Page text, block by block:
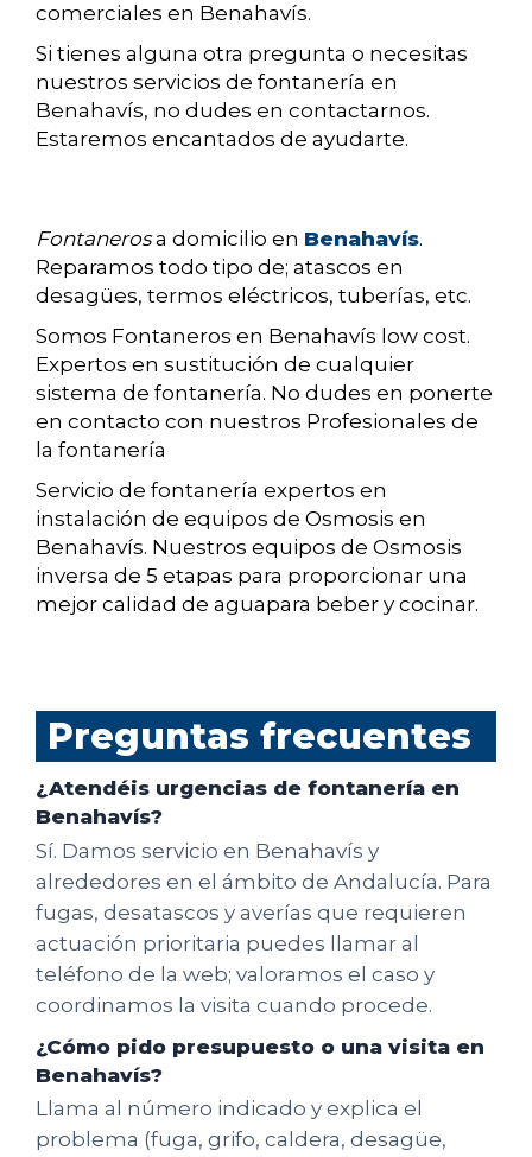
comerciales en Benahavís.
Si tienes alguna otra pregunta o necesitas
nuestros servicios de fontanería en
Benahavís, no dudes en contactarnos.
Estaremos encantados de ayudarte.
Fontanerosa domicilio en Benahavís.
Reparamos todo tipo de; atascos en
desagües, termos eléctricos, tuberías, etc.
Somos Fontaneros en Benahavís low cost.
Expertos en sustitución de cualquier
sistema de fontanería. No dudes en ponerte
en contacto con nuestros Profesionales de
la fontanería
Servicio de fontanería expertos en
instalación de equipos de Osmosis en
Benahavís. Nuestros equipos de Osmosis
inversa de 5 etapas para proporcionar una
mejor calidad de aguapara beber y cocinar.
Preguntas frecuentes
¿Atendéis urgencias de fontanería en
Benahavís?
Sí. Damos servicio en Benahavís y
alrededores en el ámbito de Andalucía. Para
fugas, desatascos y averías que requieren
actuación prioritaria puedes llamar al
teléfono de la web; valoramos el caso y
coordinamos la visita cuando procede.
¿Cómo pido presupuesto o una visita en
Benahavís?
Llama al número indicado y explica el
problema (fuga, grifo, caldera, desagüe,